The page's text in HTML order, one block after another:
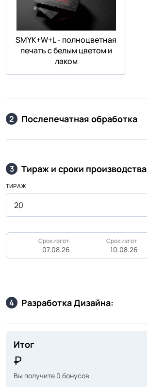
SMYK+W+L - полноцветная
печать с белым цветом и
лаком
2 Послепечатная обработка
3 Тираж и сроки производства
ТИРАЖ
Срок изгот.
07.08.26
Срок изгот.
10.08.26
4 Разработка Дизайна:
Итог
Вы получите 0 бонусов